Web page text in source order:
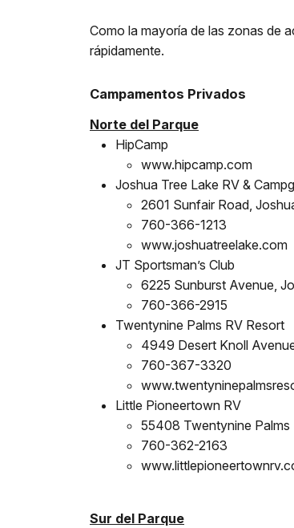
Como la mayoría de las zonas de
rápidamente.
Campamentos Privados
Norte del Parque
HipCamp
www.hipcamp.com
Joshua Tree Lake RV &
2601 Sunfair Road,
760-366-1213
www.joshuatreelake.com
JT Sportsman’s Club
6225 Sunburst Avenue,
760-366-2915
Twentynine Palms RV Resort
4949 Desert Knoll
760-367-3320
Little Pioneertown RV
55408 Twentynine Palms
760-362-2163
Sur del Parque